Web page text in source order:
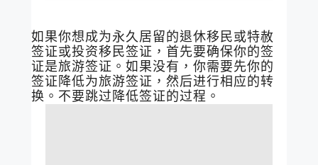
如果你想成为永久居留的退休移民或特赦
签证或投资移民签证，首先要确保你的签
证是旅游签证。如果没有，你需要先你的
签证降低为旅游签证，然后进行相应的转
换。不要跳过降低签证的过程。